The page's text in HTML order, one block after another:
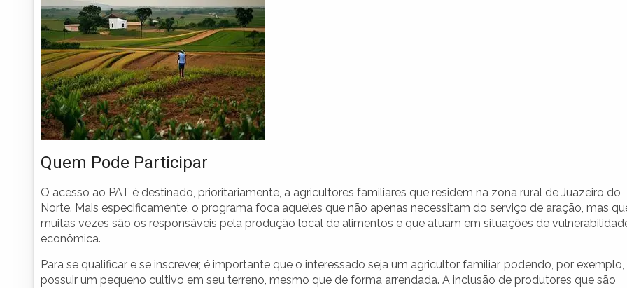
Quem Pode Participar
O acesso ao PAT é destinado, prioritariamente, a agricultores familiares que residem na zona rural de Juazeiro do
Norte. Mais especificamente, o programa foca aqueles que não apenas necessitam do serviço de aração, mas
muitas vezes são os responsáveis pela produção local de alimentos e que atuam em situações de
econômica.
Para se qualificar e se inscrever, é importante que o interessado seja um agricultor familiar, podendo, por exemplo,
possuir um pequeno cultivo em seu terreno, mesmo que de forma arrendada. A inclusão de produtores que são